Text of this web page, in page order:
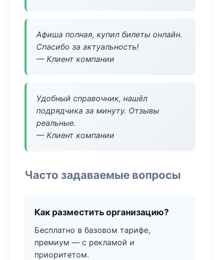
Афиша полная, купил билеты онлайн.
Спасибо за актуальность!
— Клиент компании
Удобный справочник, нашёл
подрядчика за минуту. Отзывы
реальные.
— Клиент компании
Часто задаваемые вопросы
Как разместить организацию?
Бесплатно в базовом тарифе,
премиум — с рекламой и
приоритетом.